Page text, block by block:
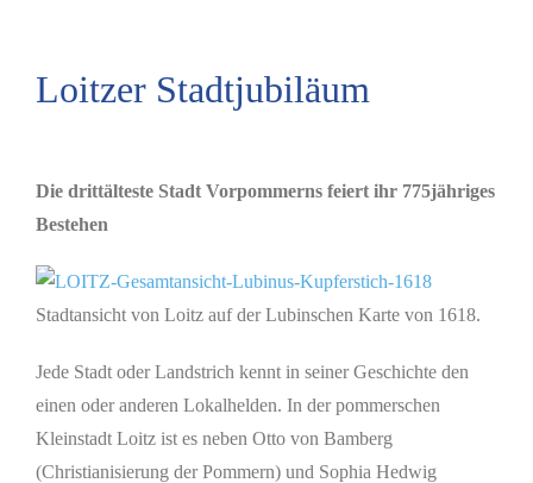
Loitzer Stadtjubiläum
grösseres
Bild
Die drittälteste Stadt Vorpommerns feiert ihr 775jähriges
Bestehen
Stadtansicht von Loitz auf der Lubinschen Karte von 1618.
Jede Stadt oder Landstrich kennt in seiner Geschichte den
einen oder anderen Lokalhelden. In der pommerschen
Kleinstadt Loitz ist es neben Otto von Bamberg
(Christianisierung der Pommern) und Sophia Hedwig